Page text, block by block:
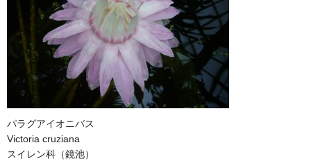
パラグアイオニバス
Victoria cruziana
スイレン科（鏡池）